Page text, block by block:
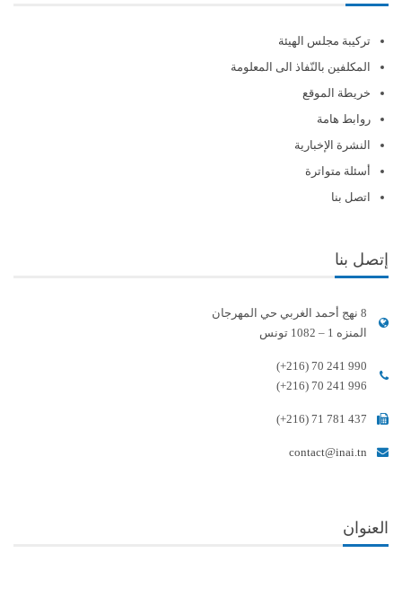
تركيبة مجلس الهيئة
المكلفين بالنّفاذ الى المعلومة
خريطة الموقع
روابط هامة
النشرة الإخبارية
أسئلة متواترة
اتصل بنا
إتصل بنا
8 نهج أحمد الغربي حي المهرجان
المنزه 1 – 1082 تونس
(+216) 70 241 990
(+216) 70 241 996
(+216) 71 781 437
contact@inai.tn
العنوان